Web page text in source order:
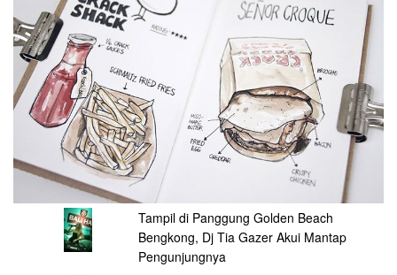
Tampil di Panggung Golden Beach
Bengkong, Dj Tia Gazer Akui Mantap
Pengunjungnya